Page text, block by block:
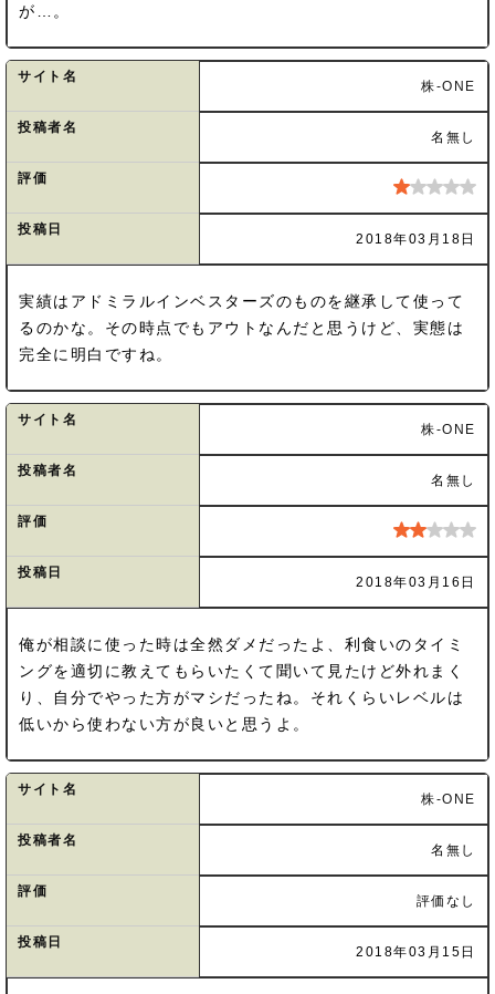
が…。
サイト名
株-ONE
投稿者名
名無し
評価
投稿日
2018年03月18日
実績はアドミラルインベスターズのものを継承して使って
るのかな。その時点でもアウトなんだと思うけど、実態は
完全に明白ですね。
サイト名
株-ONE
投稿者名
名無し
評価
投稿日
2018年03月16日
俺が相談に使った時は全然ダメだったよ、利食いのタイミ
ングを適切に教えてもらいたくて聞いて見たけど外れまく
り、自分でやった方がマシだったね。それくらいレベルは
低いから使わない方が良いと思うよ。
サイト名
株-ONE
投稿者名
名無し
評価
評価なし
投稿日
2018年03月15日